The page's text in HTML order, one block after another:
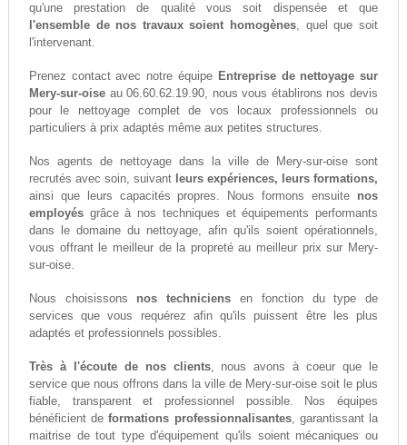
qu'une prestation de qualité vous soit dispensée et que
l'ensemble de nos travaux soient homogènes, quel que soit
l'intervenant.
Prenez contact avec notre équipe Entreprise de nettoyage sur
Mery-sur-oiseau 06.60.62.19.90, nous vous établirons nos devis
pour le nettoyage complet de vos locaux professionnels ou
particuliers à prix adaptés même aux petites structures.
Nos agents de nettoyage dans la ville de Mery-sur-oise sont
recrutés avec soin, suivant leurs expériences, leurs formations,
ainsi que leurs capacités propres. Nous formons ensuite nos
employésgrâce à nos techniques et équipements performants
dans le domaine du nettoyage, afin qu'ils soient opérationnels,
vous offrant le meilleur de la propreté au meilleur prix sur Mery-
sur-oise.
Nous choisissons nos techniciens en fonction du type de
services que vous requérez afin qu'ils puissent être les plus
adaptés et professionnels possibles.
Très à l'écoute de nos clients, nous avons à coeur que le
service que nous offrons dans la ville de Mery-sur-oise soit le plus
fiable, transparent et professionnel possible. Nos équipes
bénéficient deformations professionnalisantes, garantissant la
maitrise de tout type d'équipement qu'ils soient mécaniques ou